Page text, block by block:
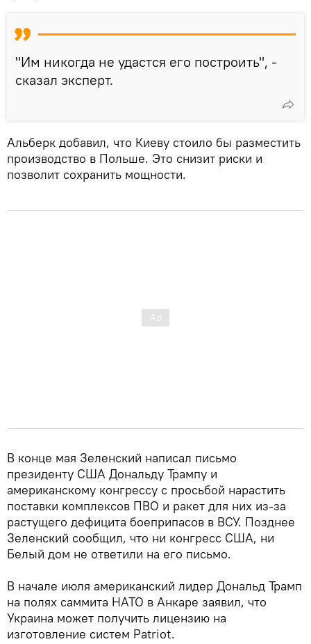
"Им никогда не удастся его построить", -
сказал эксперт.
Альберк добавил, что Киеву стоило бы разместить
производство в Польше. Это снизит риски и
позволит сохранить мощности.
В конце мая Зеленский написал письмо
президенту США Дональду Трампу и
американскому конгрессу с просьбой нарастить
поставки комплексов ПВО и ракет для них из-за
растущего дефицита боеприпасов в ВСУ. Позднее
Зеленский сообщил, что ни конгресс США, ни
Белый дом не ответили на его письмо.
В начале июля американский лидер Дональд Трамп
на полях саммита НАТО в Анкаре заявил, что
Украина может получить лицензию на
изготовление систем Patriot.